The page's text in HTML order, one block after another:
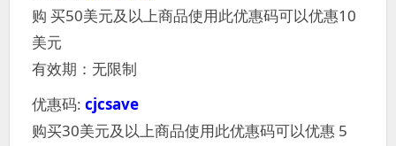
购 买50美元及以上商品使用此优惠码可以优惠10
美元
有效期：无限制
优惠码: cjcsave
购买30美元及以上商品使用此优惠码可以优惠 5